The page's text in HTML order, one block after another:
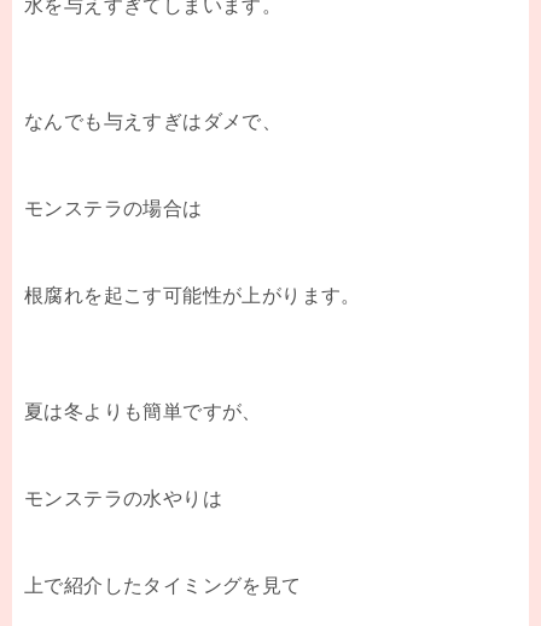
水を与えすぎてしまいます。
なんでも与えすぎはダメで、
モンステラの場合は
根腐れを起こす可能性が上がります。
夏は冬よりも簡単ですが、
モンステラの水やりは
上で紹介したタイミングを見て